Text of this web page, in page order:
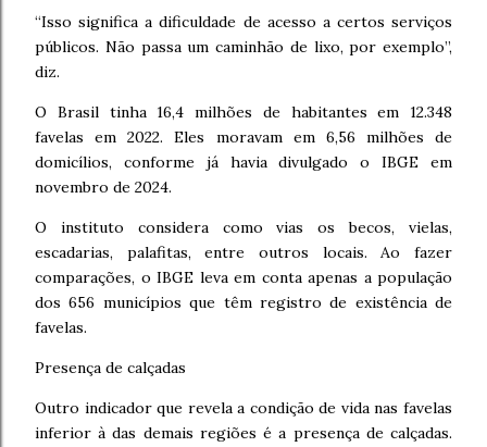
“Isso significa a dificuldade de acesso a certos serviços
públicos. Não passa um caminhão de lixo, por exemplo”,
diz.
O Brasil tinha 16,4 milhões de habitantes em 12.348
favelas em 2022. Eles moravam em 6,56 milhões de
domicílios, conforme já havia divulgado o IBGE em
novembro de 2024.
O instituto considera como vias os becos, vielas,
escadarias, palafitas, entre outros locais. Ao fazer
comparações, o IBGE leva em conta apenas a população
dos 656 municípios que têm registro de existência de
favelas.
Presença de calçadas
Outro indicador que revela a condição de vida nas favelas
inferior à das demais regiões é a presença de calçadas.